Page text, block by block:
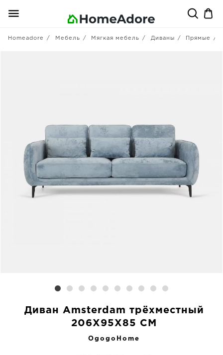
Homeadore Мебель Мягкая мебель Диваны Прямые
Диван Amsterdam трёхместный
206X95X85 CM
OgogoHome